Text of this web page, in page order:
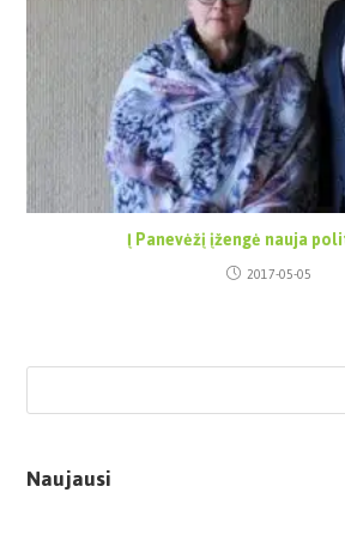
Į Panevėžį įžengė nauja
2017-05-05
Naujausi